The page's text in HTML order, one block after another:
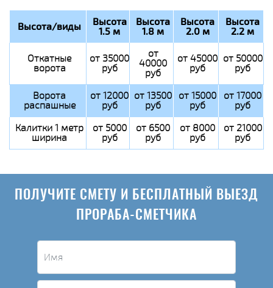
Высота/виды Высота
1.5 м
Высота
1.8 м
Высота
2.0 м
Высота
2.2 м
Откатные
ворота
от 35000
руб
от
40000
руб
от 45000
руб
от 50000
руб
Ворота
распашные
от 12000
руб
от 13500
руб
от 15000
руб
от 17000
руб
Калитки 1 метр
ширина
от 5000
руб
от 6500
руб
от 8000
руб
от 21000
руб
ПОЛУЧИТЕ СМЕТУ И БЕСПЛАТНЫЙ ВЫЕЗД
ПРОРАБА-СМЕТЧИКА